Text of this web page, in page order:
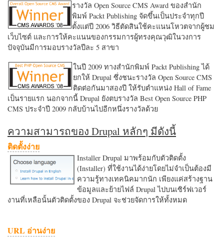
รางวัล Open Source CMS Award ของสำนัก
พิมพ์ Packt Publishing จัดขึ้นเป็นประจำทุกปี
ตั้งแต่ปี 2006 วิธีตัดสินใช้คะแนนโหวตจากผู้ชม
เว็บไซต์ และการให้คะแนนของกรรมการผู้ทรงคุณวุฒิในวงการ
ปัจจุบันมีการมอบรางวัลปีละ 5 สาขา
ในปี 2009 ทางสำนักพิมพ์ Packt Publishing ได้
ยกให้ Drupal ซึ่งชนะรางวัล Open Source CMS
ติดต่อกันมาสองปี ให้รับตำแหน่ง Hall of Fame
เป็นรายแรก นอกจากนี้ Drupal ยังตบรางวัล Best Open Source PHP
CMS ประจำปี 2009 กลับบ้านไปอีกหนึ่งรางวัลด้วย
ความสามารถของ Drupal หลักๆ มีดังนี้
ติดตั้งง่าย
Installer Drupal มาพร้อมกับตัวติดตั้ง
(Installer) ที่ใช้งานได้ง่ายโดยไม่จำเป็นต้องมี
ความรู้ทางเทคนิคมากนัก เพียงแค่สร้างฐาน
ข้อมูลและย้ายไฟล์ Drupal ไปบนเซิร์ฟเวอร์
งานที่เหลือนั้นตัวติดตั้งของ Drupal จะช่วยจัดการให้ทั้งหมด
URL อ่านง่าย